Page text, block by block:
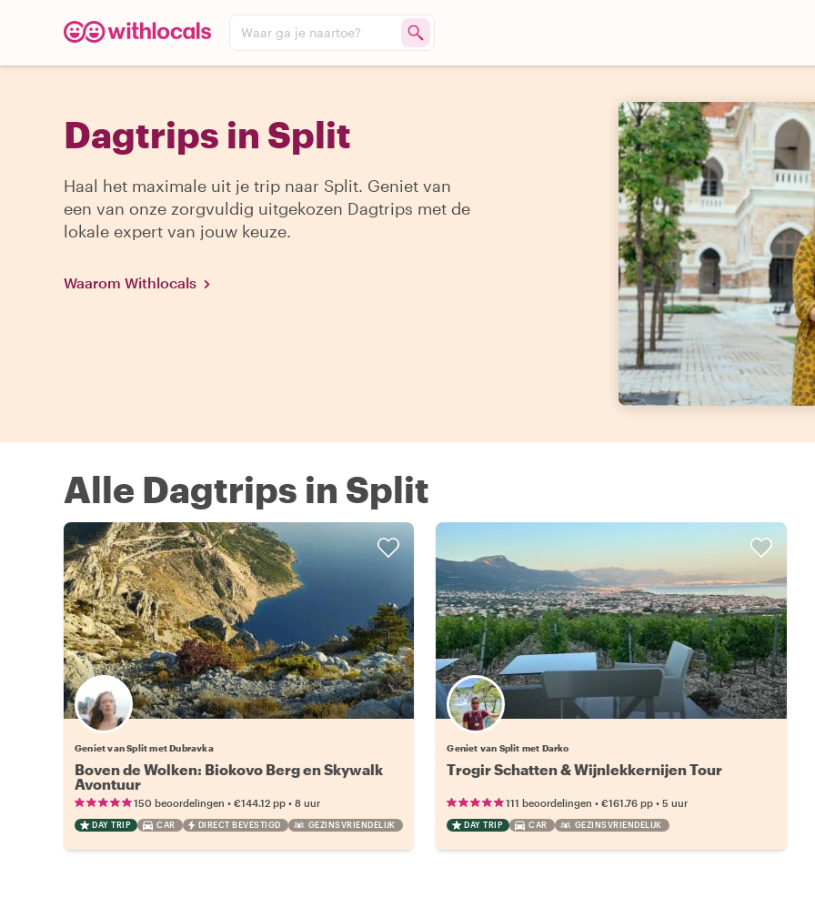
Waar ga je naartoe?
Dagtrips in Split
Haal het maximale uit je trip naar Split. Geniet van
een van onze zorgvuldig uitgekozen Dagtrips met de
lokale expert van jouw keuze.
Waarom Withlocals
Alle Dagtrips in Split
Geniet van Split met Dubravka
Boven de Wolken: Biokovo Berg en Skywalk
Avontuur
150 beoordelingen • €144.12 pp • 8 uur
DAY TRIP CAR DIRECT BEVESTIGD GEZINSVRIENDELIJK
Geniet van Split met Darko
Trogir Schatten & Wijnlekkernijen Tour
111 beoordelingen •€161.76 pp •5 uur
DAY TRIP CAR GEZINSVRIENDELIJK